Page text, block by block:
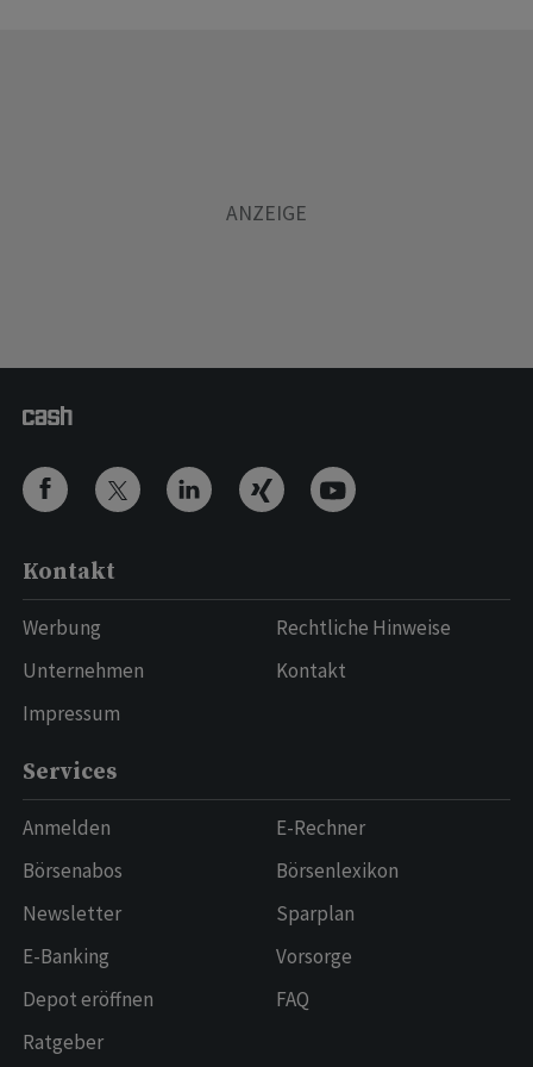
Kontakt
Werbung
Unternehmen
Impressum
Rechtliche Hinweise
Kontakt
Services
Anmelden
Börsenabos
Newsletter
E-Banking
Depot eröffnen
Ratgeber
E-Rechner
Börsenlexikon
Sparplan
Vorsorge
FAQ